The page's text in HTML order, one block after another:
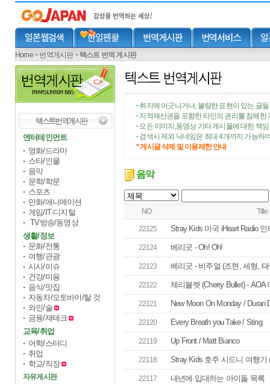
Home>번역게시판>텍스트 번역 게시판
엔터테인먼트
영화/드라마
스타/인물
음악
문학/학문
스포츠
만화/애니메이션
게임/IT·디지털
TV방송/동영상
생활/정보
문화/전통
여행/관광
시사/이슈
건강/미용
음식/맛집
자동차/오토바이/탈 것
와인/술
금융/재테크
교육/취업
어학/스터디
취업
학교/직장
자유게시판
• 취지에 어긋나거나, 불량한 표현이 있는 글
• 지적재산권을 포함한 타인의 권리를 침해한
• 모든 이미지,동영상 기타 게시물에 대한 책
• 검색시 제외 닉네임은 최대 4개까지 가능하
* 게시글 삭제 및 이용제한 안내
음악
NO. Title
22125 Stray Kids 미국 iHeart Radio 인
22124 베리굿 - Oh! Oh!
22123 베리굿 - 비주얼 (조현, 세형, 태
22122 체리블렛 (Cherry Bullet) - AOA
22121 New Moon On Monday / Duran
22120 Every Breath you Take / Sting
22119 Up Front / Matt Bianco
22118 Stray Kids 호주 시드니 여행기
22117 내년에 입대하는 아이돌 목록